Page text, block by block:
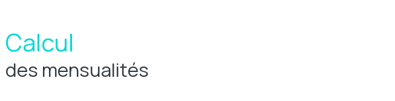
Calcul
des mensualités